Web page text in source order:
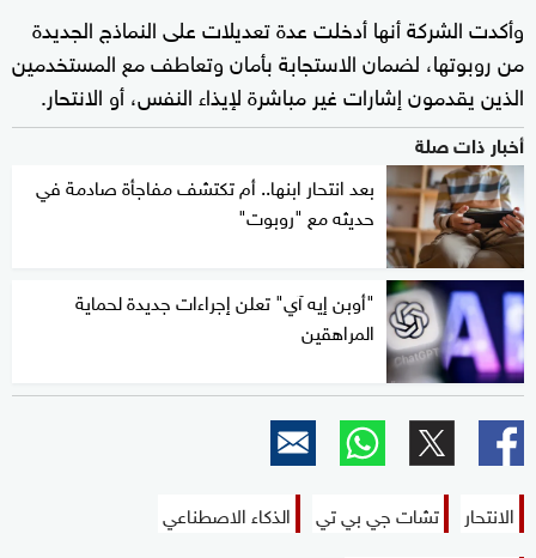
وأكدت الشركة أنها أدخلت عدة تعديلات على النماذج الجديدة
من روبوتها، لضمان الاستجابة بأمان وتعاطف مع المستخدمين
الذين يقدمون إشارات غير مباشرة لإيذاء النفس، أو الانتحار.
أخبار ذات صلة
بعد انتحار ابنها.. أم تكتشف مفاجأة صادمة في
حديثه مع "روبوت"
"أوبن إيه آي" تعلن إجراءات جديدة لحماية
المراهقين
الانتحار تشات جي بي تي
الذكاء الاصطناعي